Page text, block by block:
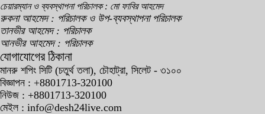
চেয়ারম্যান ও ব্যবস্থাপনা পরিচালক : মো ফাবির আহমেদ
রুকনা আহমেদ : পরিচালক ও উপ-ব্যবস্থাপনা পরিচালক
তানভীর আহমেদ : পরিচালক
আনভীর আহমেদ : পরিচালক
যোগাযোগের ঠিকানা
মানরু শপিং সিটি (চতুর্থ তলা), চৌহাট্রা, সিলেট - ৩১০০
বিজ্ঞাপন : +8801713-320100
নিউজ : +8801713-320100
মেইল : info@desh24live.com